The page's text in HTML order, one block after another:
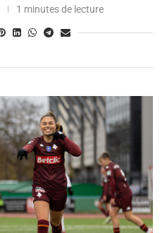
1 minutes de lecture